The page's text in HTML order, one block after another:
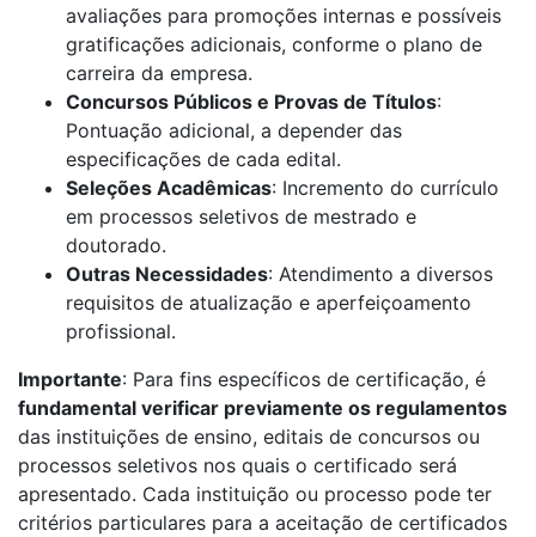
avaliações para promoções internas e possíveis
gratificações adicionais, conforme o plano de
carreira da empresa.
Concursos Públicos e Provas de Títulos:
Pontuação adicional, a depender das
especificações de cada edital.
Seleções Acadêmicas: Incremento do currículo
em processos seletivos de mestrado e
doutorado.
Outras Necessidades: Atendimento a diversos
requisitos de atualização e aperfeiçoamento
profissional.
Importante: Para fins específicos de certificação, é
fundamental verificar previamente os regulamentos
das instituições de ensino, editais de concursos ou
processos seletivos nos quais o certificado será
apresentado. Cada instituição ou processo pode ter
critérios particulares para a aceitação de certificados